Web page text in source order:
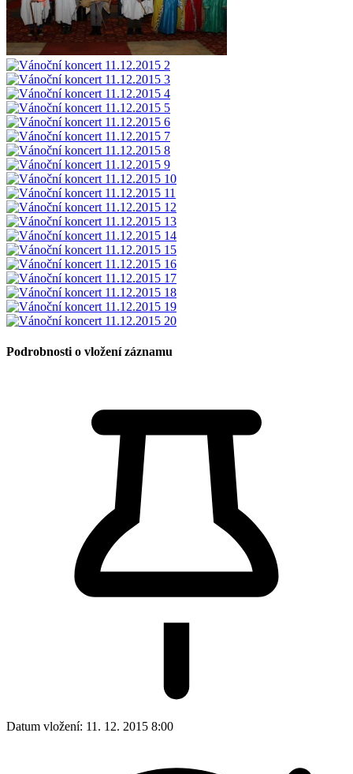
Podrobnosti o vložení záznamu
Datum vložení: 11. 12. 2015 8:00